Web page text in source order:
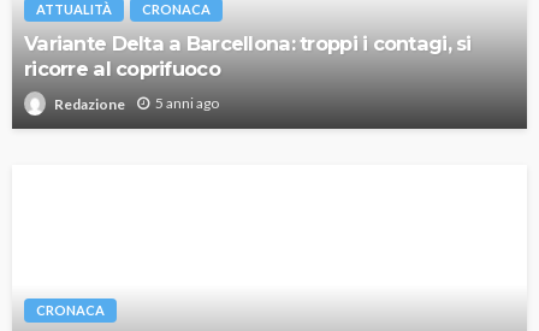
ATTUALITÀ CRONACA
Variante Delta a Barcellona: troppi i contagi, si
ricorre al coprifuoco
Redazione 5 anni ago
CRONACA